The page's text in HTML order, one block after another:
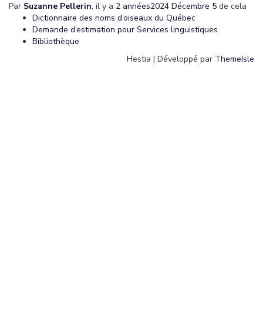
Par Suzanne Pellerin, il y a 2 années2024 Décembre 5 de cela
Dictionnaire des noms d’oiseaux du Québec
Demande d’estimation pour Services linguistiques
Bibliothèque
Hestia | Développé par ThemeIsle